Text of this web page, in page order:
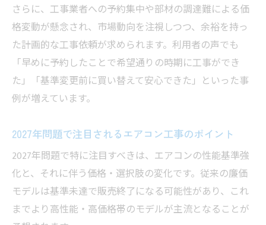
エアコン工事混雑を避けるためのポイント
エアコン工事の工事待ちリスクと対応策
省エネ基準見直し後も損しない買い替え戦略
エアコン工事と省エネ基準改正後の賢い選
択
ない方法
エアコン工事と買い替え戦略の最適解を探
る
2027年問題後も損しないエアコン工事のポ
イント
さらに、工事業者への予約集中や部材の調達難による価
格変動が懸念され、市場動向を注視しつつ、余裕を持っ
た計画的な工事依頼が求められます。利用者の声でも
「早めに予約したことで希望通りの時期に工事ができ
た」「基準変更前に買い替えて安心できた」といった事
例が増えています。
2027年問題で注目されるエアコン工事のポイント
2027年問題で特に注目すべきは、エアコンの性能基準強
化と、それに伴う価格・選択肢の変化です。従来の廉価
モデルは基準未達で販売終了になる可能性があり、これ
までより高性能・高価格帯のモデルが主流となることが